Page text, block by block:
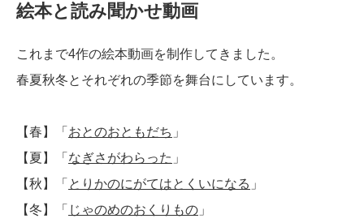
絵本と読み聞かせ動画
これまで4作の絵本動画を制作してきました。
春夏秋冬とそれぞれの季節を舞台にしています。
【春】「 おとのおともだち 」
【夏】「 なぎさがわらった 」
【秋】「 とりかのにがてはとくいになる 」
【冬】「 じゃのめのおくりもの 」